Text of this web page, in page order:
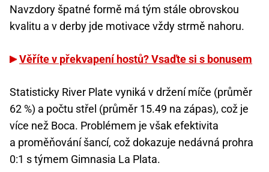
Navzdory špatné formě má tým stále obrovskou
kvalitu a v derby jde motivace vždy strmě nahoru.
Věříte v překvapení hostů? Vsaďte si s bonusem
Statisticky River Plate vyniká v držení míče (průměr
62 %) a počtu střel (průměr 15.49 na zápas), což je
více než Boca. Problémem je však efektivita
a proměňování šancí, což dokazuje nedávná prohra
0:1 s týmem Gimnasia La Plata.